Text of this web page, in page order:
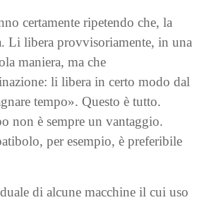
certamente ripetendo che, la
Li libera provvisoriamente, in una
maniera, ma che
li libera in certo modo dal
tempo». Questo è tutto.
non è sempre un vantaggio.
per esempio, è preferibile
di alcune macchine il cui uso